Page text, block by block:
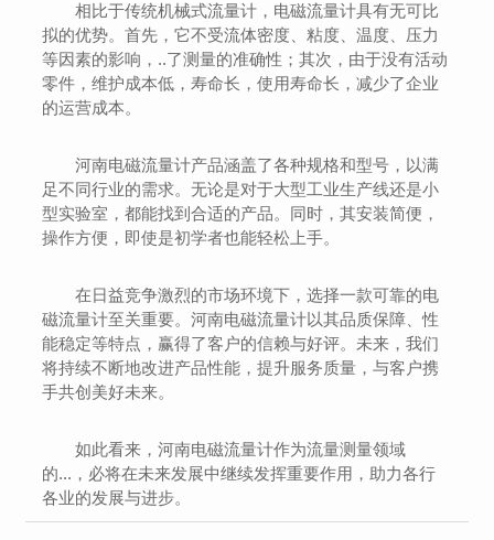
相比于传统机械式流量计，电磁流量计具有无可比
拟的优势。首先，它不受流体密度、粘度、温度、压力
等因素的影响，..了测量的准确性；其次，由于没有活动
零件，维护成本低，寿命长，使用寿命长，减少了企业
的运营成本。
河南电磁流量计产品涵盖了各种规格和型号，以满
足不同行业的需求。无论是对于大型工业生产线还是小
型实验室，都能找到合适的产品。同时，其安装简便，
操作方便，即使是初学者也能轻松上手。
在日益竞争激烈的市场环境下，选择一款可靠的电
磁流量计至关重要。河南电磁流量计以其品质保障、性
能稳定等特点，赢得了客户的信赖与好评。未来，我们
将持续不断地改进产品性能，提升服务质量，与客户携
手共创美好未来。
如此看来，河南电磁流量计作为流量测量领域
的...，必将在未来发展中继续发挥重要作用，助力各行
各业的发展与进步。